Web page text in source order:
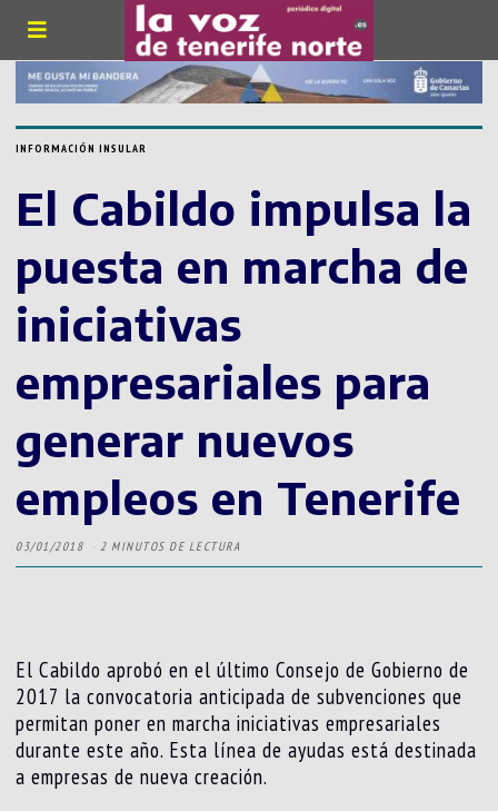
INFORMACIÓN INSULAR
El Cabildo impulsa la
puesta en marcha de
iniciativas
empresariales para
generar nuevos
empleos en Tenerife
03/01/2018 2 MINUTOS DE LECTURA
El Cabildo aprobó en el último Consejo de Gobierno de
2017 la convocatoria anticipada de subvenciones que
permitan poner en marcha iniciativas empresariales
durante este año. Esta línea de ayudas está destinada
a empresas de nueva creación.